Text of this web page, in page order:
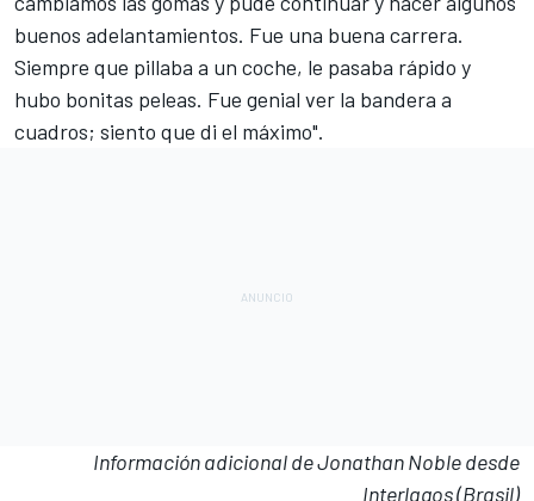
buenos adelantamientos. Fue una buena carrera.
Siempre que pillaba a un coche, le pasaba rápido y
hubo bonitas peleas. Fue genial ver la bandera a
cuadros; siento que di el máximo".
Información adicional de Jonathan Noble desde
Interlagos (Brasil)